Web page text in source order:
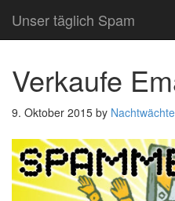
Unser täglich Spam
Verkaufe
9. Oktober 2015 by